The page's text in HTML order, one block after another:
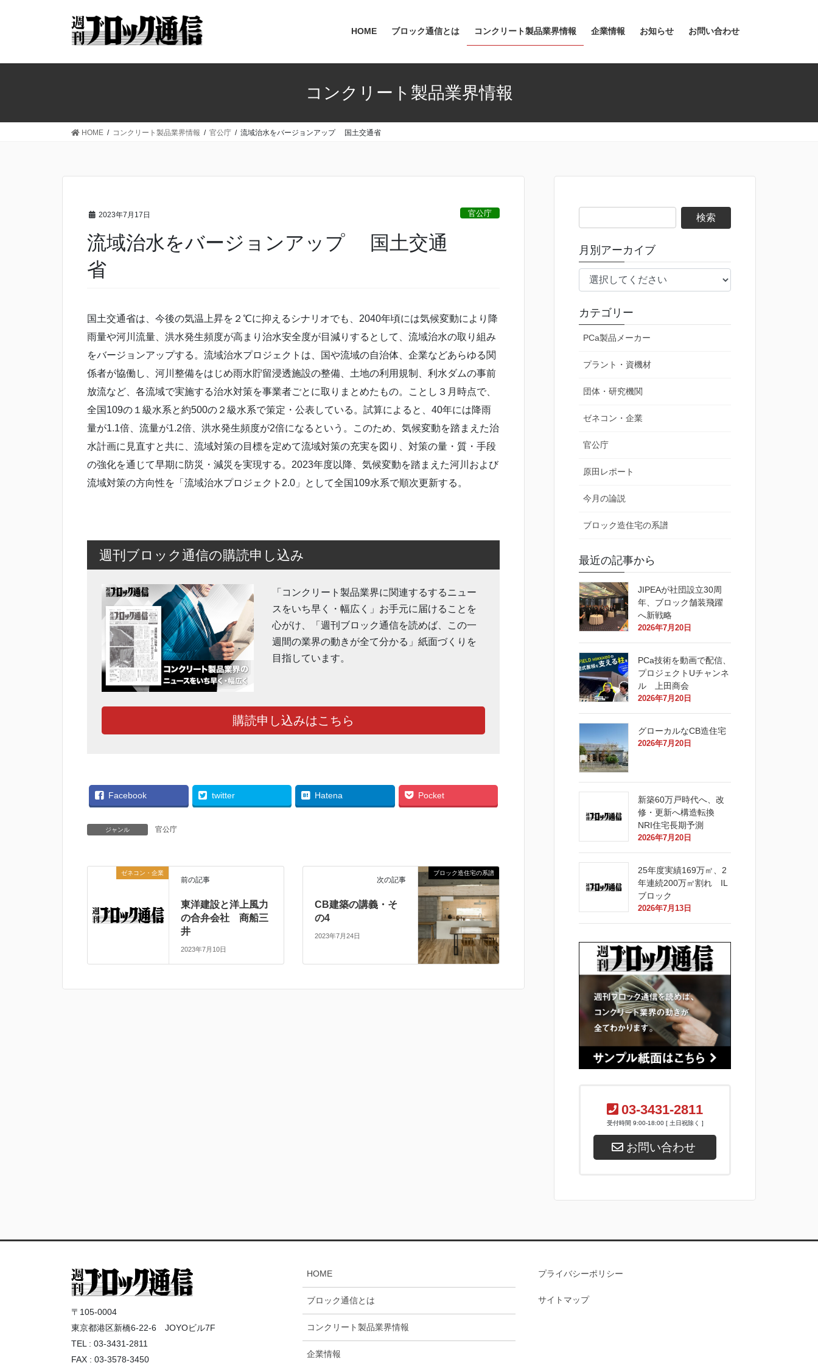
ツ
ッ
シ
移
HOME ブロック通信とは コンクリート製品業界情報 企業情報 お知らせ お問い合わせ
コンクリート製品業界情報
HOME コンクリート製品業界情報 官公庁 流域治水をバージョンアップ 国土交通省
2023年7月17日 官公庁
流域治水をバージョンアップ 国土交通
省
国土交通省は、今後の気温上昇を２℃に抑えるシナリオでも、2040年頃には気候変動により降
雨量や河川流量、洪水発生頻度が高まり治水安全度が目減りするとして、流域治水の取り組み
をバージョンアップする。流域治水プロジェクトは、国や流域の自治体、企業などあらゆる関
係者が協働し、河川整備をはじめ雨水貯留浸透施設の整備、土地の利用規制、利水ダムの事前
放流など、各流域で実施する治水対策を事業者ごとに取りまとめたもの。ことし３月時点で、
全国109の１級水系と約500の２級水系で策定・公表している。試算によると、40年には降雨
量が1.1倍、流量が1.2倍、洪水発生頻度が2倍になるという。このため、気候変動を踏まえた治
水計画に見直すと共に、流域対策の目標を定めて流域対策の充実を図り、対策の量・質・手段
の強化を通じて早期に防災・減災を実現する。2023年度以降、気候変動を踏まえた河川および
流域対策の方向性を「流域治水プロジェクト2.0」として全国109水系で順次更新する。
週刊ブロック通信の購読申し込み
「コンクリート製品業界に関連するするニュー
スをいち早く・幅広く」お手元に届けることを
心がけ、「週刊ブロック通信を読めば、この一
週間の業界の動きが全て分かる」紙面づくりを
目指しています。
購読申し込みはこちら
Facebook twitter Hatena Pocket
ジャンル 官公庁
ゼネコン・企業
前の記事
東洋建設と洋上風力
の合弁会社 商船三
井
2023年7月10日
ブロック造住宅の系譜
次の記事
CB建築の講義・そ
の4
2023年7月24日
索:
月別アーカイブ
カテゴリー
PCa製品メーカー
プラント・資機材
団体・研究機関
ゼネコン・企業
官公庁
原田レポート
今月の論説
ブロック造住宅の系譜
最近の記事から
JIPEAが社団設立30周
年、ブロック舗装飛躍
へ新戦略
2026年7月20日
PCa技術を動画で配信、
プロジェクトUチャンネ
ル 上田商会
2026年7月20日
グローカルなCB造住宅
2026年7月20日
新築60万戸時代へ、改
修・更新へ構造転換
NRI住宅長期予測
2026年7月20日
25年度実績169万㎡、2
年連続200万㎡割れ IL
ブロック
2026年7月13日
03-3431-2811
受付時間 9:00-18:00 [ 土日祝除く ]
お問い合わせ
〒105-0004
東京都港区新橋6-22-6 JOYOビル7F
TEL : 03-3431-2811
FAX : 03-3578-3450
HOME
ブロック通信とは
コンクリート製品業界情報
企業情報
プライバシーポリシー
サイトマップ